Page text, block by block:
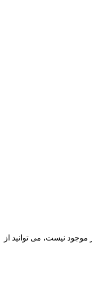
موجود نیست، می توانید از